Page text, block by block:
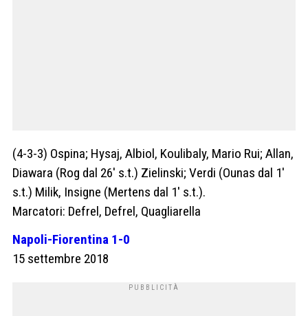
(4-3-3) Ospina; Hysaj, Albiol, Koulibaly, Mario Rui; Allan,
Diawara (Rog dal 26′ s.t.) Zielinski; Verdi (Ounas dal 1′
s.t.) Milik, Insigne (Mertens dal 1′ s.t.).
Marcatori: Defrel, Defrel, Quagliarella
Napoli-Fiorentina 1-0
15 settembre 2018